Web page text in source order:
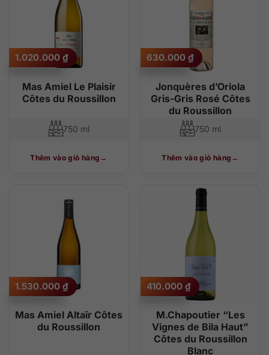
Mas Amiel Le Plaisir
Côtes du Roussillon
1.020.000 ₫
750 ml
Thêm vào giỏ hàng
Jonquères d’Oriola
Gris-Gris Rosé Côtes
du Roussillon
630.000 ₫
750 ml
Thêm vào giỏ hàng
Mas Amiel Altaïr Côtes
du Roussillon
1.530.000 ₫
M.Chapoutier “Les
Vignes de Bila Haut”
Côtes du Roussillon
Blanc
410.000 ₫